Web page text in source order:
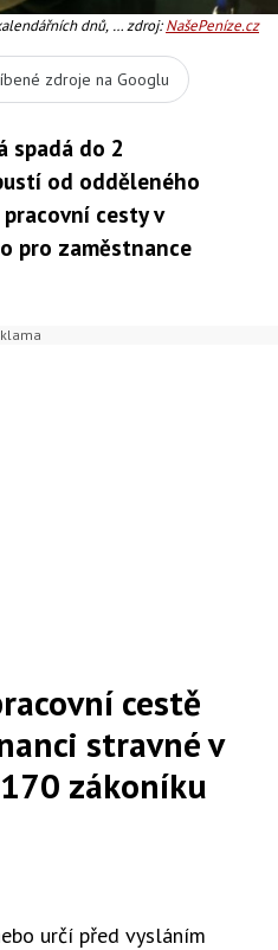
dnů, sezdroj:NašePeníze.cz
zdroje na Googlu
spadá do 2
od odděleného
cesty v
pro zaměstnance
cestě
stravné v
zákoníku
určí před vysláním